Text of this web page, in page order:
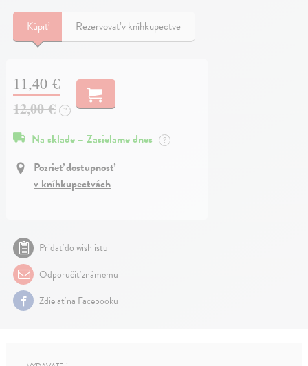
Kúpiť Rezervovať v kníhkupectve
11,40 €
12,00 €
?
Na sklade – Zasielame dnes ?
Pozrieť dostupnosť
v kníhkupectvách
Pridať do wishlistu
Odporučiť známemu
Zdielať na Facebooku